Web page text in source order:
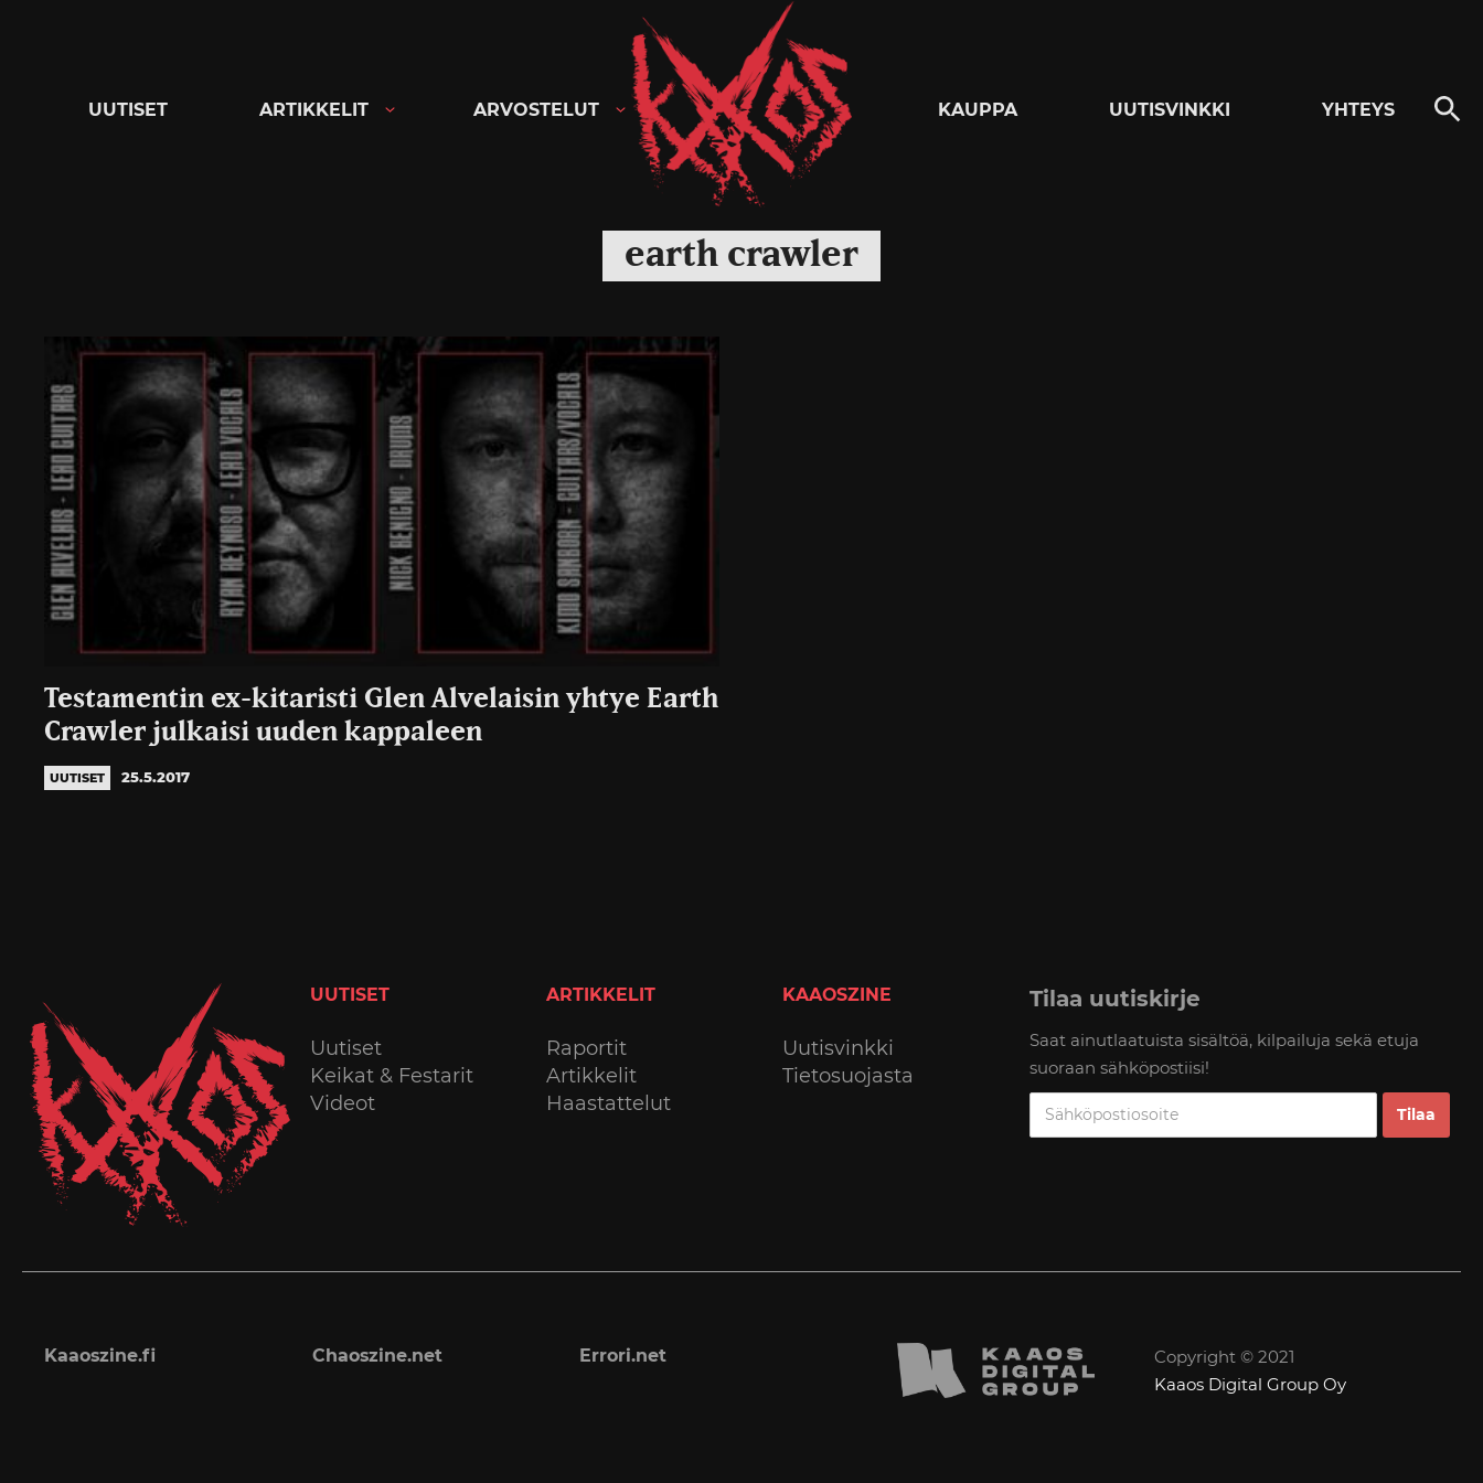
Kaaoszine
UUTISET ARTIKKELIT ARVOSTELUT KAUPPA UUTISVINKKI YHTEYS
earth crawler
Testamentin ex-kitaristi Glen Alvelaisin yhtye Earth
Crawler julkaisi uuden kappaleen
UUTISET 25.5.2017
UUTISET
Uutiset
Keikat & Festarit
Videot
ARTIKKELIT
Raportit
Artikkelit
Haastattelut
KAAOSZINE
Uutisvinkki
Tietosuojasta
Tilaa uutiskirje
Saat ainutlaatuista sisältöä, kilpailuja sekä etuja
suoraan sähköpostiisi!
Kaaoszine.fi Chaoszine.net Errori.net
Copyright © 2021
Kaaos Digital Group Oy